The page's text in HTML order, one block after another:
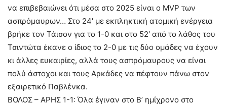
να επιβεβαιώνει ότι μέσα στο 2025 είναι ο MVP των
ασπρόμαυρων… Στο 24′ με εκπληκτική ατομική ενέργεια
βρήκε τον Τάισον για το 1-0 και στο 52′ από το λάθος του
Τσιντώτα έκανε ο ίδιος το 2-0 με τις δύο ομάδες να έχουν
κι άλλες ευκαιρίες, αλλά τους ασπρόμαυρους να είναι
πολύ άστοχοι και τους Αρκάδες να πέφτουν πάνω στον
εξαιρετικό Παβλένκα.
ΒΟΛΟΣ – ΑΡΗΣ 1-1: Όλα έγιναν στο Β’ ημίχρονο στο